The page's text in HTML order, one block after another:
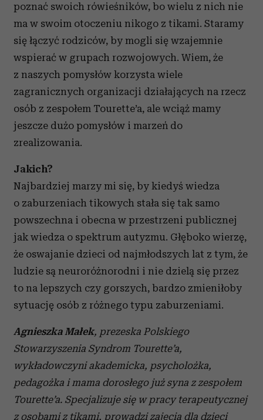
poznać swoich rówieśników, bo wielu z nich nie
ma w swoim otoczeniu nikogo z tikami. Staramy
się łączyć rodziców, by mogli się wzajemnie
wspierać w grupach rozwojowych. Wiem, że
z naszych pomysłów korzysta wiele
zagranicznych organizacji działających na rzecz
osób z zespołem Tourette’a, ale wciąż mamy
jeszcze dużo pomysłów i marzeń do
zrealizowania.
Jakich?
Najbardziej marzy mi się, by kiedyś wiedza
o zaburzeniach tikowych stała się tak samo
powszechna i obecna w przestrzeni publicznej
jak wiedza o spektrum autyzmu. Głęboko wierzę,
że oswajanie dzieci od najmłodszych lat z tym, że
ludzie są neuroróżnorodni i nie dzielą się przez
to na lepszych czy gorszych, bardzo zmieniłoby
sytuację osób z różnego typu zaburzeniami.
Agnieszka Małek, prezeska Polskiego
Stowarzyszenia Syndrom Tourette’a,
wykładowczyni akademicka, psycholożka,
pedagożka i mama dorosłego już syna z zespołem
Tourette’a. Specjalizuje się w pracy terapeutycznej
z osobami z tikami, prowadzi zajęcia dla dzieci